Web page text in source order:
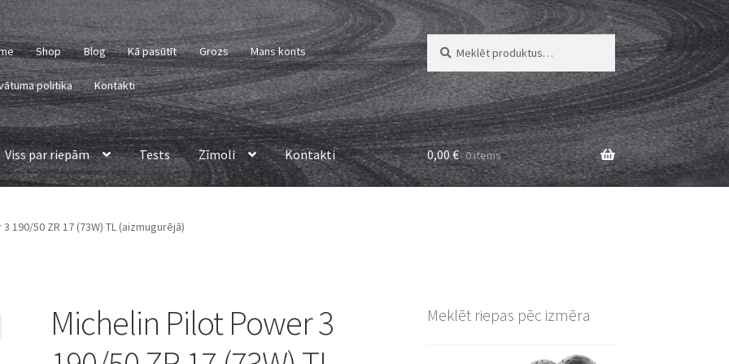
Shop Blog Kā pasūtīt Grozs Mans konts
politika Kontakti
Meklēt:
Meklēt
Viss par riepām Tests Zīmoli Kontakti 0,00€ 0 items
190/50 ZR 17 (73W) TL (aizmugurējā)
Michelin Pilot Power 3
Meklēt riepas pēc izmēra